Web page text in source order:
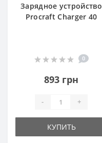
Зарядное устройство
Procraft Charger 40
0
893 грн
- +
КУПИТЬ